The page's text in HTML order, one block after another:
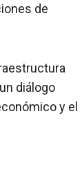
de
diálogo
y el